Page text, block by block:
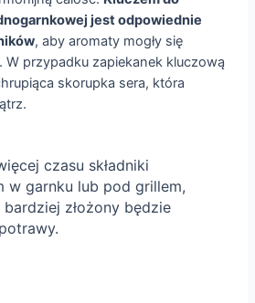
jest odpowiednie
, aby aromaty mogły się
przypadku zapiekanek kluczową
skorupka sera, która
czasu składniki
w garnku lub pod grillem,
bardziej złożony będzie